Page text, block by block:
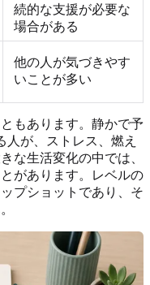
続的な支援が必要な
場合がある
他の人が気づきやす
いことが多い
もあります。静かで予
が、ストレス、燃え
な生活変化の中では、
があります。レベルの
プショットであり、そ